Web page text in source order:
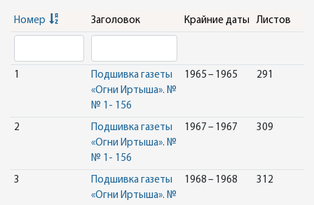
Номер Заголовок Крайние даты Листов
1
Подшивка газеты
«Огни Иртыша». №
№ 1- 156
1965 – 1965 291
2
Подшивка газеты
«Огни Иртыша». №
№ 1- 156
1967 – 1967 309
3
Подшивка газеты
«Огни Иртыша». №
1968 – 1968 312